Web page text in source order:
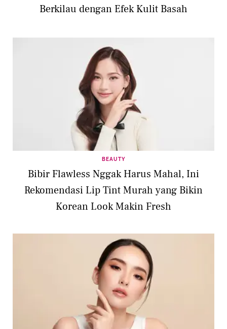
Berkilau dengan Efek Kulit Basah
BEAUTY
Bibir Flawless Nggak Harus Mahal, Ini
Rekomendasi Lip Tint Murah yang Bikin
Korean Look Makin Fresh